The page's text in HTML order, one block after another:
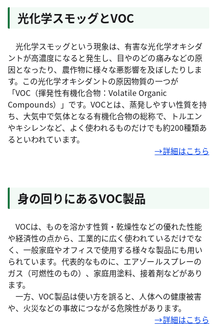
光化学スモッグとVOC
光化学スモッグという現象は、有害な光化学オキシダ
ントが高濃度になると発生し、目やのどの痛みなどの原
因となったり、農作物に様々な悪影響を及ぼしたりしま
す。この光化学オキシダントの原因物質の一つが
「VOC（揮発性有機化合物：Volatile Organic
Compounds）」です。VOCとは、蒸発しやすい性質を持
ち、大気中で気体となる有機化合物の総称で、トルエン
やキシレンなど、よく使われるものだけでも約200種類あ
るといわれています。
→詳細はこちら
身の回りにあるVOC製品
VOCは、ものを溶かす性質・乾燥性などの優れた性能
や経済性の点から、工業的に広く使われているだけでな
く、一般家庭やオフィスで使用する様々な製品にも用い
られています。代表的なものに、エアゾールスプレーの
ガス（可燃性のもの）、家庭用塗料、接着剤などがあり
ます。
一方、VOC製品は使い方を誤ると、人体への健康被害
や、火災などの事故につながる危険性があります。
→詳細はこちら